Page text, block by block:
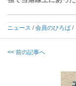
ニュース /会員のひろば /
<< 前の記事へ